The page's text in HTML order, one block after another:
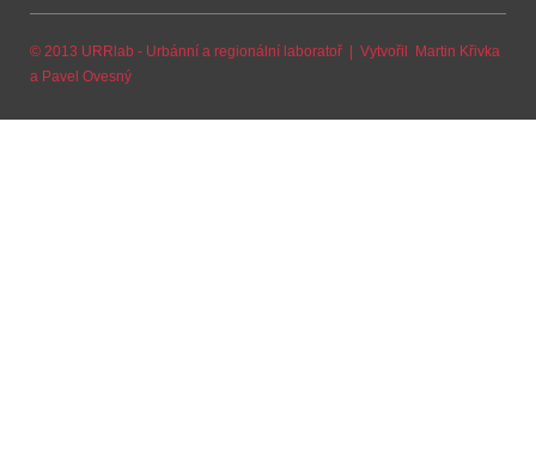
© 2013 URRlab - Urbánní a regionální laboratoř | Vytvořil
Martin Křivka
a Pavel Ovesný